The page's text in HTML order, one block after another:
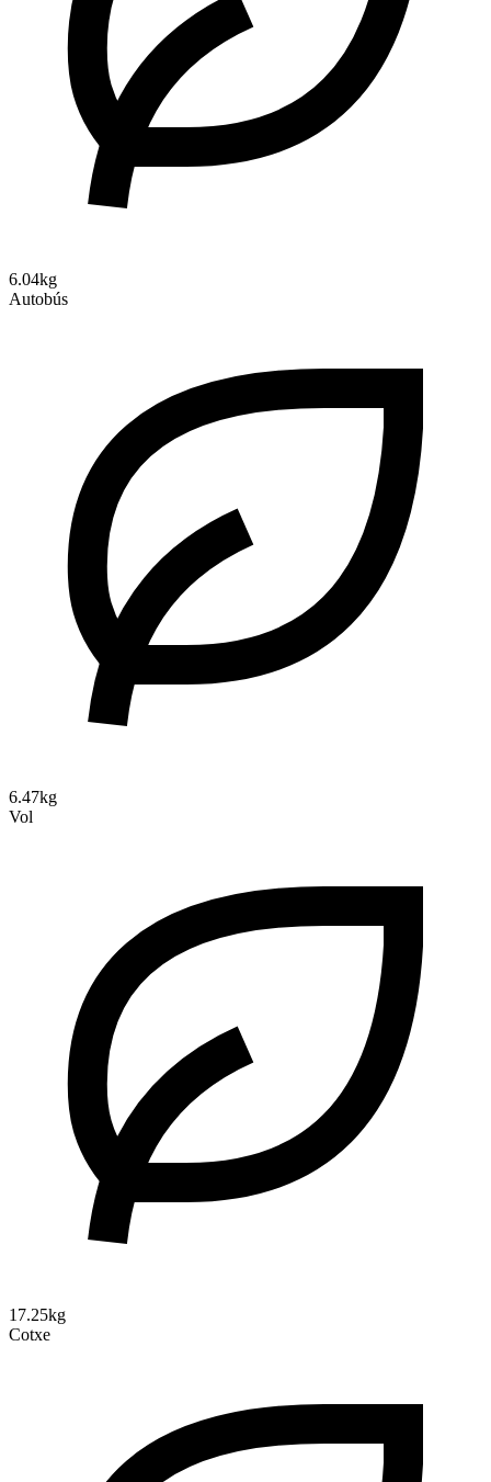
6.04kg
Autobús
6.47kg
Vol
17.25kg
Cotxe